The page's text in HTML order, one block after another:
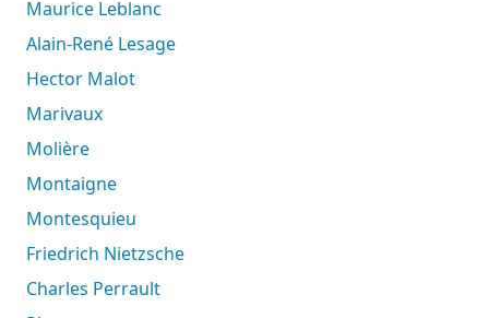
Maurice Leblanc
Alain-René Lesage
Hector Malot
Marivaux
Molière
Montaigne
Montesquieu
Friedrich Nietzsche
Charles Perrault